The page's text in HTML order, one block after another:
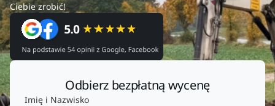
Ciebie zrobić!
Odbierz bezpłatną wycenę
Imię i Nazwisko